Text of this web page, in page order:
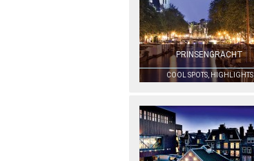
PRINSENGRACHT
COOL SPOTS, HIGHLIGHTS